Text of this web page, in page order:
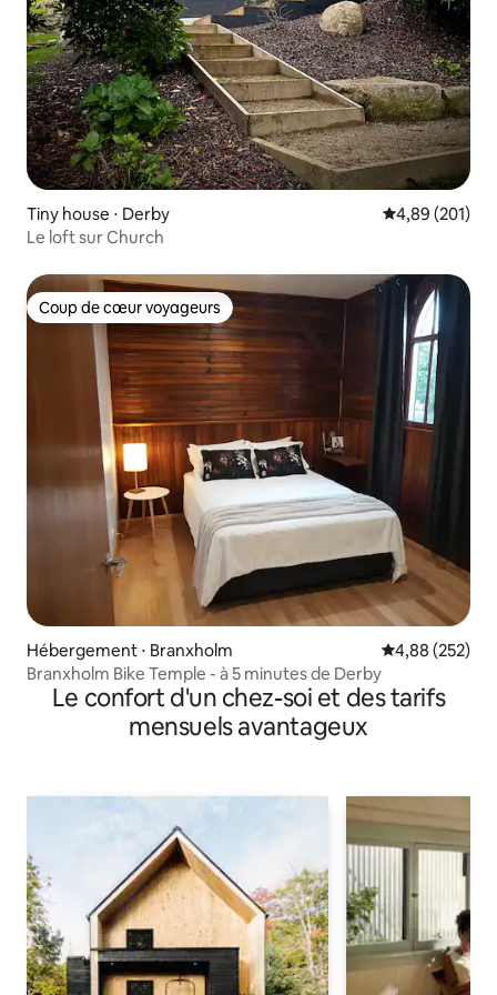
Tiny house ⋅ Derby Évaluation
4,89 (201)
Le loft sur Church
Coup de cœur voyageurs
Coup de cœur voyageurs
Hébergement ⋅ Branxholm Évaluation
4,88 (252)
Branxholm Bike Temple - à 5 minutes de Derby
Le confort d'un chez-soi et des tarifs
mensuels avantageux